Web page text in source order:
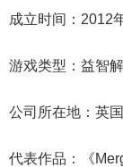
成立时间：2012
游戏类型：益智
公司所在地：英
代表作品：《